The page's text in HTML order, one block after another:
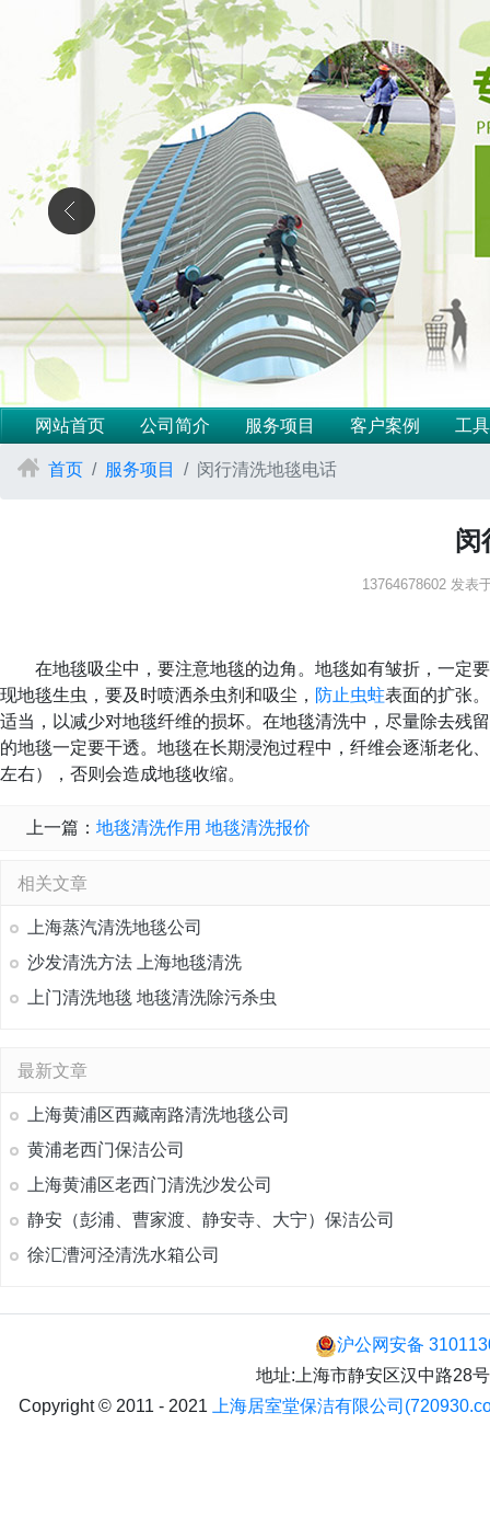
网站首页 公司简介 服务项目 客户案例 工
首页 服务项目 闵行清洗地毯电话
闵
13764678602 发表
在地毯吸尘中，要注意地毯的边角。地毯如有皱折，一定
现地毯生虫，要及时喷洒杀虫剂和吸尘， 防止虫蛀表面的扩张
适当，以减少对地毯纤维的损坏。在地毯清洗中，尽量除去残
的地毯一定要干透。地毯在长期浸泡过程中，纤维会逐渐老化
左右），否则会造成地毯收缩。
上一篇： 地毯清洗作用 地毯清洗报价
相关文章
上海蒸汽清洗地毯公司
沙发清洗方法 上海地毯清洗
上门清洗地毯 地毯清洗除污杀虫
最新文章
上海黄浦区西藏南路清洗地毯公司
黄浦老西门保洁公司
上海黄浦区老西门清洗沙发公司
静安（彭浦、曹家渡、静安寺、大宁）保洁公司
徐汇漕河泾清洗水箱公司
沪公网安备
地址:上海市静安区汉中路28
Copyright © 2011 - 2021
上海居室堂保洁有限公司